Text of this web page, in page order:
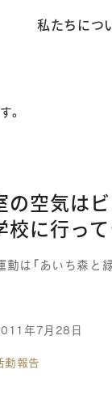
私たちにつ
。
の空気は
校に行って
動は「あいち森と
年7月28日
動報告